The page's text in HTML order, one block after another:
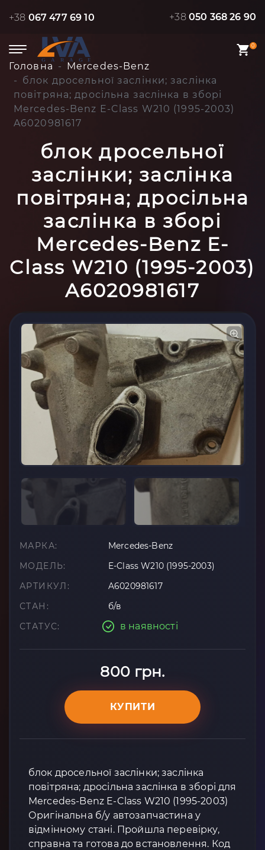
+38 067 477 69 10 +38 050 368 26 90
0
Головна
Mercedes-Benz
блок дросельної заслінки; заслінка
повітряна; дросільна заслінка в зборі
Mercedes-Benz E-Class W210 (1995-2003)
A6020981617
блок дросельної
заслінки; заслінка
повітряна; дросільна
заслінка в зборі
Mercedes-Benz E-
Class W210 (1995-2003)
A6020981617
МАРКА:
Mercedes-Benz
МОДЕЛЬ:
E-Class W210 (1995-2003)
АРТИКУЛ:
A6020981617
СТАН:
б/в
СТАТУС:
в наявності
800 грн.
КУПИТИ
блок дросельної заслінки; заслінка
повітряна; дросільна заслінка в зборі для
Mercedes-Benz E-Class W210 (1995-2003)
Оригінальна б/у автозапчастина у
відмінному стані. Пройшла перевірку,
справна та готова до встановлення. Код